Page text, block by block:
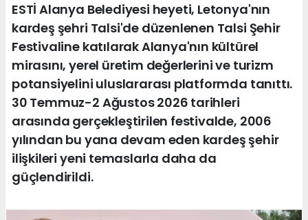
ESTİ Alanya Belediyesi heyeti, Letonya'nın
kardeş şehri Talsi'de düzenlenen Talsi Şehir
Festivaline katılarak Alanya'nın kültürel
mirasını, yerel üretim değerlerini ve turizm
potansiyelini uluslararası platformda tanıttı.
30 Temmuz-2 Ağustos 2026 tarihleri
arasında gerçekleştirilen festivalde, 2006
yılından bu yana devam eden kardeş şehir
ilişkileri yeni temaslarla daha da
güçlendirildi.